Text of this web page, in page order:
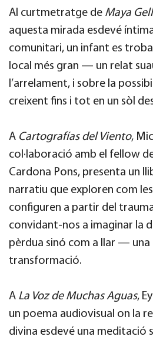
Al curtmetratge de Maya
aquesta mirada esdevé
comunitari, un infant es
local més gran — un relat
l’arrelament, i sobre la
creixent fins i tot en un sòl
A Cartografías del Viento,
col·laboració amb el fellow
Cardona Pons, presenta un
narratiu que exploren com
configuren a partir del
convidant-nos a imaginar la
pèrdua sinó com a llar —
transformació.
A La Voz de Muchas Aguas,
un poema audiovisual on la
divina esdevé una meditació